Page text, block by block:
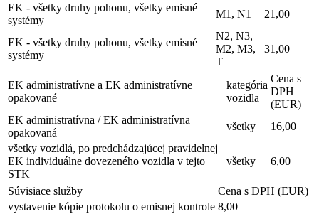
EK - všetky druhy pohonu, všetky emisné
systémy
M1, N1 21,00
EK - všetky druhy pohonu, všetky emisné
systémy
N2, N3,
M2, M3,
T
31,00
EK administratívne a EK administratívne
opakované
kategória
vozidla
Cena s
DPH
(EUR)
EK administratívna / EK administratívna
opakovaná
všetky
16,00
všetky vozidlá, po predchádzajúcej pravidelnej
EK individuálne dovezeného vozidla v tejto
STK
všetky 6,00
Súvisiace služby
Cena s DPH (EUR)
vystavenie kópie protokolu o emisnej kontrole 8,00